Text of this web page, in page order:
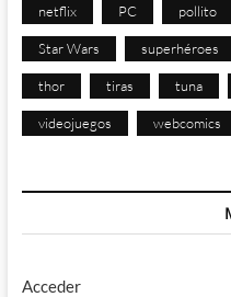
netflix PC pollito
Star Wars superhéroes
thor tiras tuna
videojuegos webcomics
Acceder